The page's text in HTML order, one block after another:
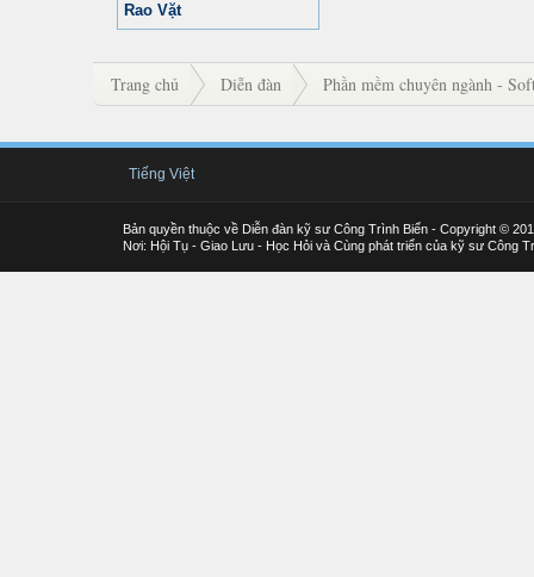
Rao Vặt
Trang chủ Diễn đàn Phần mềm chuyên ngành -
Tiếng Việt
Bản quyền thuộc về Diễn đàn kỹ sư Công Trình Biển - Copyright ©
Nơi: Hội Tụ - Giao Lưu - Học Hỏi và Cùng phát triển của kỹ sư Công